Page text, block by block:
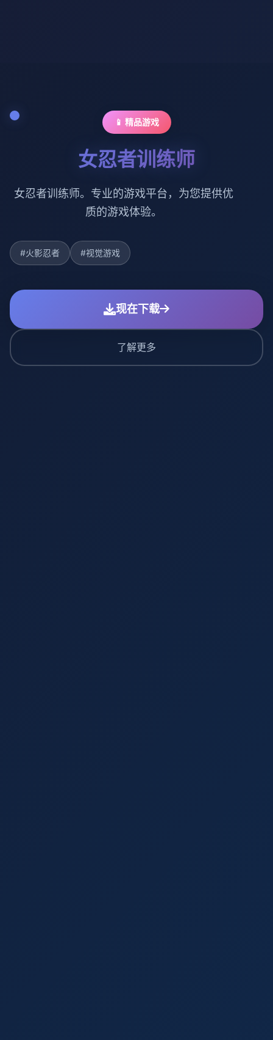
📱 精品游戏
女忍者训练师
女忍者训练师。专业的游戏平台，为您提供优
质的游戏体验。
#火影忍者 #视觉游戏
现在下载
了解更多